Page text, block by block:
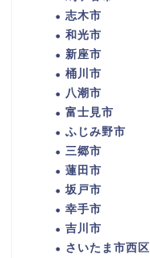
志木市
和光市
新座市
桶川市
八潮市
富士見市
ふじみ野市
三郷市
蓮田市
坂戸市
幸手市
吉川市
さいたま市西区